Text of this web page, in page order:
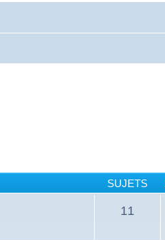
SUJETS
11